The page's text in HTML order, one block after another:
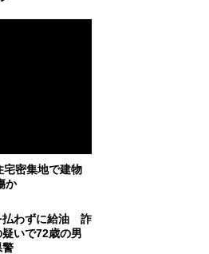
宅密集地で建物
か
払わずに給油 詐
いで72歳の男